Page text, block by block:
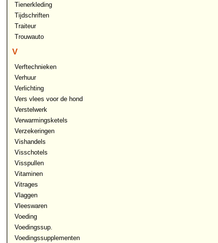
Tienerkleding
Tijdschriften
Traiteur
Trouwauto
V
Verftechnieken
Verhuur
Verlichting
Vers vlees voor de hond
Verstelwerk
Verwarmingsketels
Verzekeringen
Vishandels
Visschotels
Visspullen
Vitaminen
Vitrages
Vlaggen
Vleeswaren
Voeding
Voedingssup.
Voedingssupplementen